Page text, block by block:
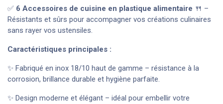
✅ 6 Accessoires de cuisine en plastique alimentaire 🍴 –
Résistants et sûrs pour accompagner vos créations culinaires
sans rayer vos ustensiles.
Caractéristiques principales :
✨ Fabriqué en inox 18/10 haut de gamme – résistance à la
corrosion, brillance durable et hygiène parfaite.
✨ Design moderne et élégant – idéal pour embellir votre